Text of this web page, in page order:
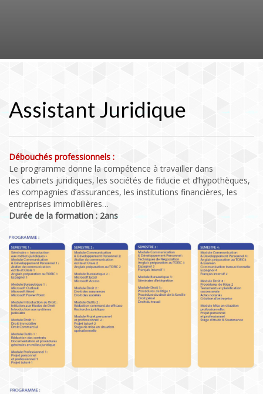
Assistant Juridique
Débouchés professionnels :
Le programme donne la compétence à travailler dans
les cabinets juridiques, les sociétés de fiducie et d’hypothèques,
les compagnies d’assurances, les institutions financières, les
entreprises immobilières…
Durée de la formation : 2ans